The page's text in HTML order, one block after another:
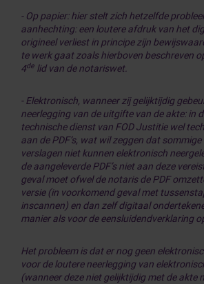
- Op papier: hier stelt zich hetzelfde
aanhechting: een loutere afdruk van het
origineel verliest in principe zijn
te werk gaat zoals hierboven beschreven
4de lid van de notariswet.
- Elektronisch, wanneer zij gelijktijdig
neerlegging van de uitgifte van de akte: in
technische dienst van FOD Justitie wel
aan de PDF’s, wat wil zeggen dat
verslagen niet kunnen elektronisch
de aangeleverde PDF’s niet aan deze
geval moet ofwel de notaris de PDF
versie (in voorkomend geval met
inscannen) en dan zelf digitaal
manier als voor de eensluidendverklaring
Het probleem is dat er nog geen
voor de loutere neerlegging van
(wanneer deze niet gelijktijdig met de akte